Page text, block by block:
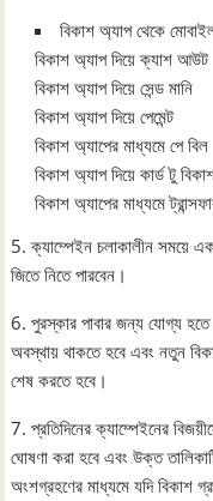
বিকাশ অ্যাপ থেকে মোবাইল
বিকাশ অ্যাপ দিয়ে ক্যাশ আউট
বিকাশ অ্যাপ দিয়ে সেন্ড মানি
বিকাশ অ্যাপ দিয়ে পেমেন্ট
বিকাশ অ্যাপের মাধ্যমে পে বিল
বিকাশ অ্যাপ দিয়ে কার্ড টু
বিকাশ অ্যাপের মাধ্যমে
5. ক্যাম্পেইন চলাকালীন সময়ে
জিতে নিতে পারবেন।
6. পুরস্কার পাবার জন্য যোগ্য
অবস্থায় থাকতে হবে এবং নতুন
শেষ করতে হবে।
7. প্রতিদিনের ক্যাম্পেইনের
ঘোষণা করা হবে এবং উক্ত
অংশগ্রহণের মাধ্যমে যদি বিকাশ